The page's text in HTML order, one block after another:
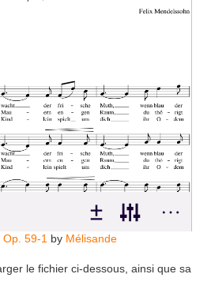
59-1 by Mélisande
le fichier ci-dessous, ainsi que sa